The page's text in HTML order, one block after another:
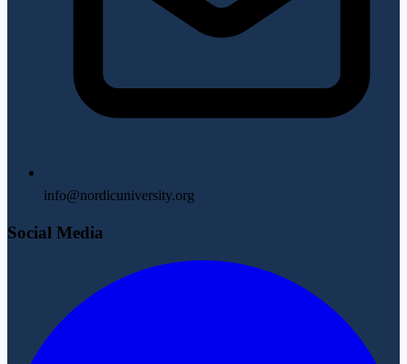
info@nordicuniversity.org
Social Media